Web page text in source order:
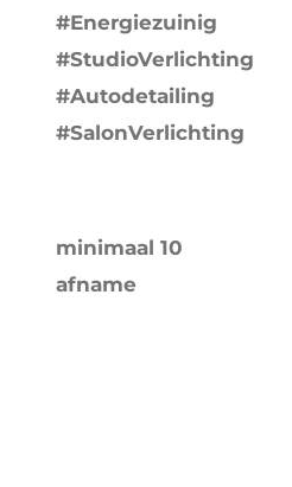
#Energiezuinig
#StudioVerlichting
#Autodetailing
#SalonVerlichting
minimaal 10
afname